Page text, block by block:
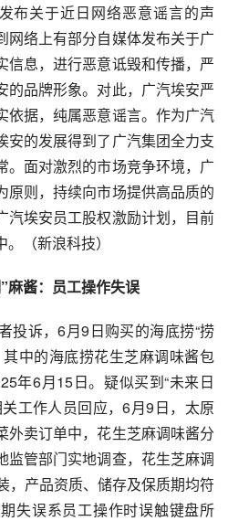
布关于近日网络恶意谣言的声
网络上有部分自媒体发布关于广
信息，进行恶意诋毁和传播，严
的品牌形象。对此，广汽埃安严
依据，纯属恶意谣言。作为广汽
安的发展得到了广汽集团全力支
。面对激烈的市场竞争环境，广
原则，持续向市场提供高品质的
汽埃安员工股权激励计划，目前
（新浪科技）
麻酱：员工操作失误
投诉，6月9日购买的海底捞“捞
中的海底捞花生芝麻调味酱包
年6月15日。疑似买到“未来日
工作人员回应，6月9日，太原
外卖订单中，花生芝麻调味酱分
监管部门实地调查，花生芝麻调
，产品资质、储存及保质期均符
失误系员工操作时误触键盘所